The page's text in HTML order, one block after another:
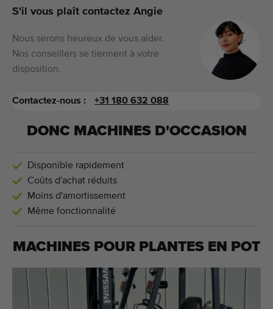
S'il vous plaît contactez Angie
Nous serons heureux de vous aider.
Nos conseillers se tiennent à votre
disposition.
Contactez-nous : +31 180 632 088
DONC MACHINES D'OCCASION
Disponible rapidement
Coûts d'achat réduits
Moins d'amortissement
Même fonctionnalité
MACHINES POUR PLANTES EN POT